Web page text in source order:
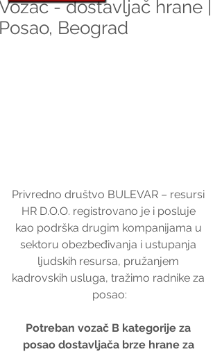
- dostavljač hrane |
Beograd
Privredno društvo BULEVAR – resursi
HR D.O.O. registrovano je i posluje
kao podrška drugim kompanijama u
sektoru obezbeđivanja i ustupanja
ljudskih resursa, pružanjem
kadrovskih usluga, tražimo radnike za
posao:
Potreban vozač B kategorije za
posao dostavljača brze hrane za